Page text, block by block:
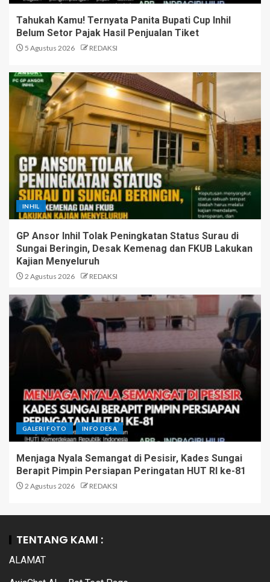
Tahukah Kamu! Ternyata Panita Bupati Cup Inhil
Belum Setor Pajak Hasil Penjualan Tiket
5 Agustus 2026 REDAKSI
INHIL
GP Ansor Inhil Tolak Peningkatan Status Surau di
Sungai Beringin, Desak Kemenag dan FKUB Lakukan
Kajian Menyeluruh
2 Agustus 2026 REDAKSI
GALERI FOTO INFO DESA
Menjaga Nyala Semangat di Pesisir, Kades Sungai
Berapit Pimpin Persiapan Peringatan HUT RI ke-81
2 Agustus 2026 REDAKSI
TENTANG KAMI :
ALAMAT